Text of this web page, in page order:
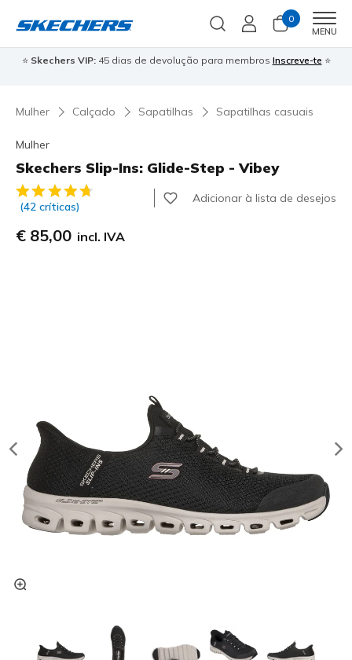
0
MENU
⭐ Skechers VIP:45 dias de devolução para membros Inscreve-te ⭐
Mulher Calçado Sapatilhas Sapatilhas casuais
Mulher
Skechers Slip-Ins: Glide-Step - Vibey
4$3 de 5 – Classificação do cliente
(42 críticas)
Adicionar à lista de desejos
€ 85,00 incl. IVA